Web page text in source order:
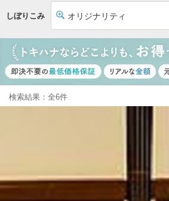
しぼりこみ オリジナリティ
検索結果：全6件